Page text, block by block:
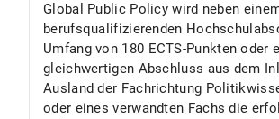
ECTS
120
Beiträge
Global Public Policy wird neben
berufsqualifizierenden
Umfang von 180 ECTS-Punkten oder
gleichwertigen Abschluss aus dem
Ausland der Fachrichtung
oder eines verwandten Fachs die